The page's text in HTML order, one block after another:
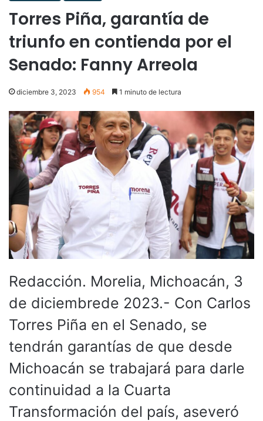
Torres Piña, garantía de
triunfo en contienda por el
Senado: Fanny Arreola
diciembre 3, 2023 954 1 minuto de lectura
Redacción. Morelia, Michoacán, 3
de diciembrede 2023.- Con Carlos
Torres Piña en el Senado, se
tendrán garantías de que desde
Michoacán se trabajará para darle
continuidad a la Cuarta
Transformación del país, aseveró